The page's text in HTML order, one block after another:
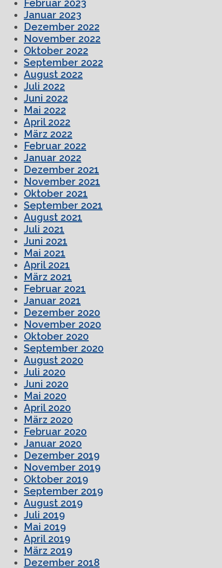
Februar 2023
Januar 2023
Dezember 2022
November 2022
Oktober 2022
September 2022
August 2022
Juli 2022
Juni 2022
Mai 2022
April 2022
März 2022
Februar 2022
Januar 2022
Dezember 2021
November 2021
Oktober 2021
September 2021
August 2021
Juli 2021
Juni 2021
Mai 2021
April 2021
März 2021
Februar 2021
Januar 2021
Dezember 2020
November 2020
Oktober 2020
September 2020
August 2020
Juli 2020
Juni 2020
Mai 2020
April 2020
März 2020
Februar 2020
Januar 2020
Dezember 2019
November 2019
Oktober 2019
September 2019
August 2019
Juli 2019
Mai 2019
April 2019
März 2019
Dezember 2018